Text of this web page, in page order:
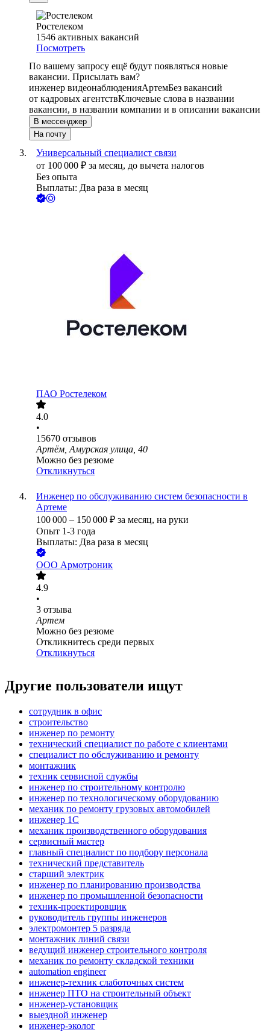
Ростелеком
1546 активных вакансий
Посмотреть
По вашему запросу ещё будут появляться новые
вакансии. Присылать вам?
инженер видеонаблюденияАртемБез вакансий
от кадровых агентствКлючевые слова в названии
вакансии, в названии компании и в описании вакансии
В мессенджер
На почту
Универсальный специалист связи
от 100 000 ₽ за месяц, до вычета налогов
Без опыта
Выплаты: Два раза в месяц
ПАО Ростелеком
4.0
•
15670 отзывов
Артём, Амурская улица, 40
Можно без резюме
Откликнуться
Инженер по обслуживанию систем безопасности в
Артеме
100 000 – 150 000 ₽ за месяц, на руки
Опыт 1-3 года
Выплаты: Два раза в месяц
ООО Армотроник
4.9
•
3 отзыва
Артем
Можно без резюме
Откликнитесь среди первых
Откликнуться
Другие пользователи ищут
сотрудник в офис
строительство
инженер по ремонту
технический специалист по работе с клиентами
специалист по обслуживанию и ремонту
монтажник
техник сервисной службы
инженер по строительному контролю
инженер по технологическому оборудованию
механик по ремонту грузовых автомобилей
инженер 1С
механик производственного оборудования
сервисный мастер
главный специалист по подбору персонала
технический представитель
старший электрик
инженер по планированию производства
инженер по промышленной безопасности
техник-проектировщик
руководитель группы инженеров
электромонтер 5 разряда
монтажник линий связи
ведущий инженер строительного контроля
механик по ремонту складской техники
automation engineer
инженер-техник слаботочных систем
инженер ПТО на строительный объект
инженер-установщик
выездной инженер
инженер-эколог